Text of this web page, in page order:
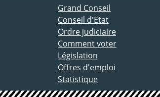
ACCÈS DIRECT
Grand Conseil
Conseil d'Etat
Ordre judiciaire
Comment voter
Législation
Offres d'emploi
Statistique